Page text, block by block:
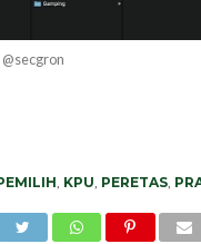
KPU PERETAS,